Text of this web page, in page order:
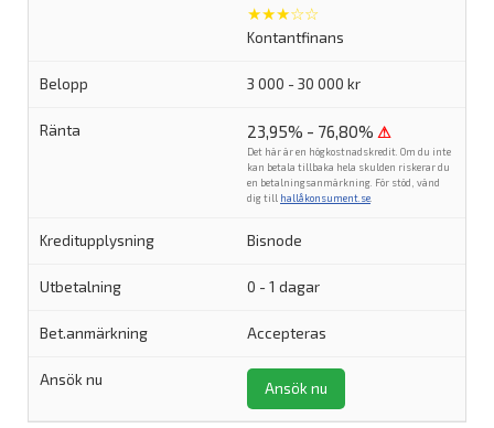
★★★☆☆
Kontantfinans
3 000 - 30 000 kr
23,95% - 76,80% ⚠
Det här är en högkostnadskredit. Om du inte
kan betala tillbaka hela skulden riskerar du
en betalningsanmärkning. För stöd, vänd
dig till hallåkonsument.se
Bisnode
0 - 1 dagar
Accepteras
Ansök nu